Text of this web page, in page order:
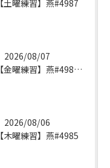
【土曜練習】燕#4987
2026/08/07
【金曜練習】燕#4986見附#493
2026/08/06
【木曜練習】燕#4985